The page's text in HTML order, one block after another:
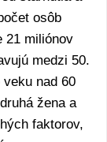
osôb
21 miliónov
medzi 50.
nad 60
žena a
faktorov,